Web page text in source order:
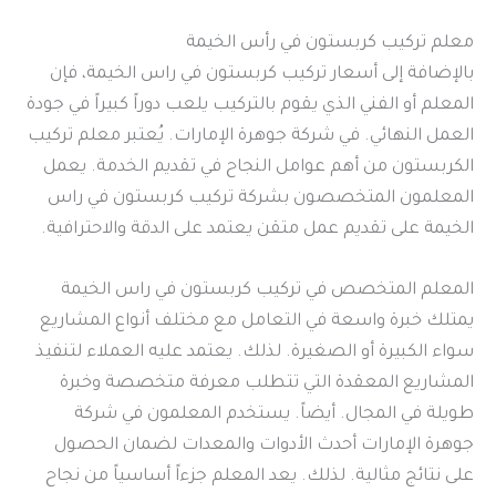
معلم تركيب كربستون في رأس الخيمة
بالإضافة إلى أسعار تركيب كربستون في راس الخيمة، فإن
المعلم أو الفني الذي يقوم بالتركيب يلعب دوراً كبيراً في جودة
العمل النهائي. في شركة جوهرة الإمارات. يُعتبر معلم تركيب
الكربستون من أهم عوامل النجاح في تقديم الخدمة. يعمل
المعلمون المتخصصون بشركة تركيب كربستون في راس
الخيمة على تقديم عمل متقن يعتمد على الدقة والاحترافية.
المعلم المتخصص في تركيب كربستون في راس الخيمة
يمتلك خبرة واسعة في التعامل مع مختلف أنواع المشاريع
سواء الكبيرة أو الصغيرة. لذلك. يعتمد عليه العملاء لتنفيذ
المشاريع المعقدة التي تتطلب معرفة متخصصة وخبرة
طويلة في المجال. أيضاً. يستخدم المعلمون في شركة
جوهرة الإمارات أحدث الأدوات والمعدات لضمان الحصول
على نتائج مثالية. لذلك. يعد المعلم جزءاً أساسياً من نجاح